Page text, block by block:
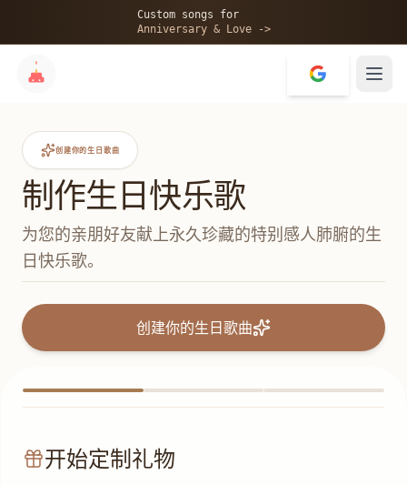
Custom songs for
Anniversary & Love ->
创建你的生日歌曲
制作生日快乐歌
为您的亲朋好友献上永久珍藏的特别感人肺腑的生
日快乐歌。
创建你的生日歌曲
开始定制礼物